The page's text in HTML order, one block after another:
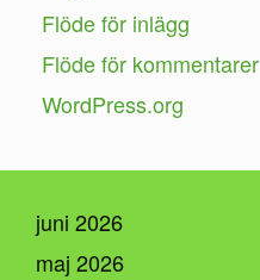
Flöde för inlägg
Flöde för kommentarer
WordPress.org
juni 2026
maj 2026